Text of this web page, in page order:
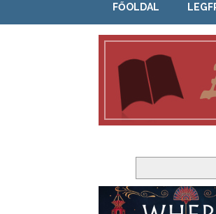
FŐOLDAL